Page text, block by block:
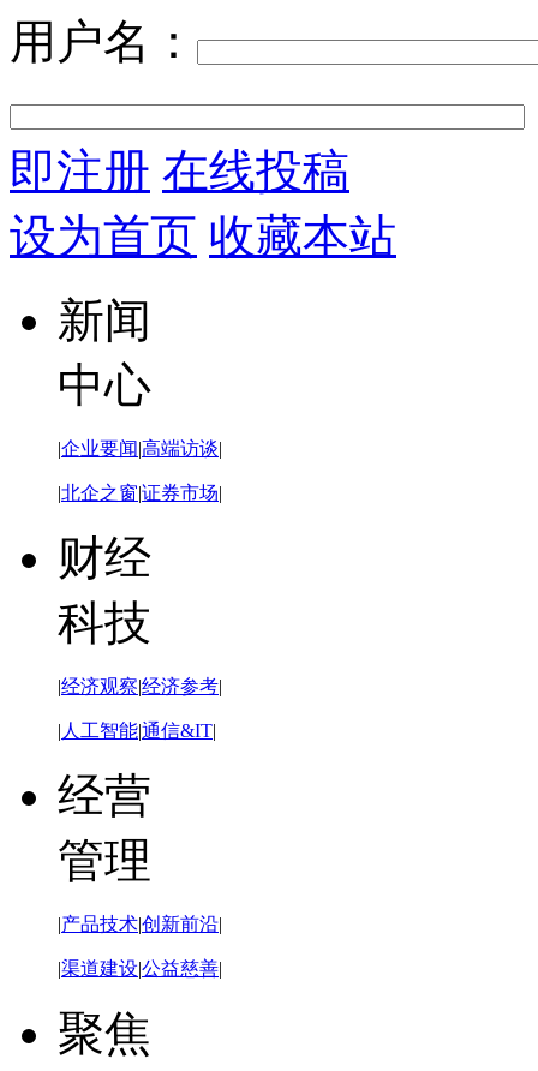
用户名：
即注册 在线投稿
设为首页 收藏本站
新闻
中心
|企业要闻|高端访谈|
|北企之窗|证券市场|
财经
科技
|经济观察|经济参考|
| 人工智能|通信&IT|
经营
管理
|产品技术|创新前沿|
|渠道建设|公益慈善|
聚焦